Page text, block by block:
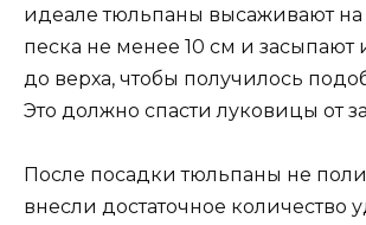
идеале тюльпаны высаживают на
песка не менее 10 см и
до верха, чтобы получилось
Это должно спасти луковицы от
После посадки тюльпаны не
внесли достаточное количество